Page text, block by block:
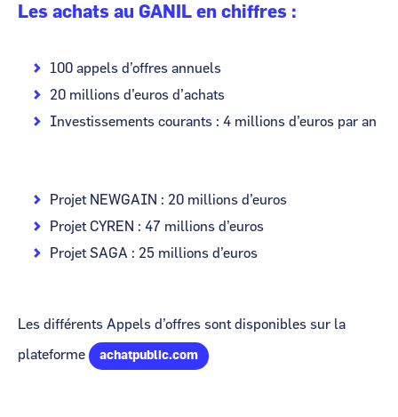
Les achats au GANIL en chiffres :
100 appels d’offres annuels
20 millions d’euros d’achats
Investissements courants : 4 millions d’euros par an
Projet NEWGAIN : 20 millions d’euros
Projet CYREN : 47 millions d’euros
Projet SAGA : 25 millions d’euros
Les différents Appels d’offres sont disponibles sur la
plateforme achatpublic.com